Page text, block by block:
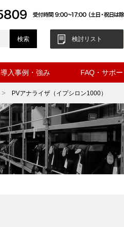
検討リスト
導入事例・強み FAQ・サポー
PVアナライザ（イプシロン1000）